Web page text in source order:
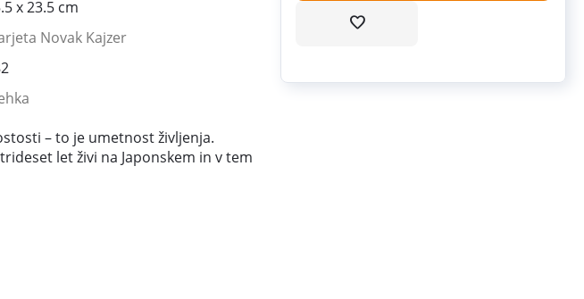
x 23.5 cm
Novak Kajzer
– to je umetnost življenja.
let živi na Japonskem in v tem